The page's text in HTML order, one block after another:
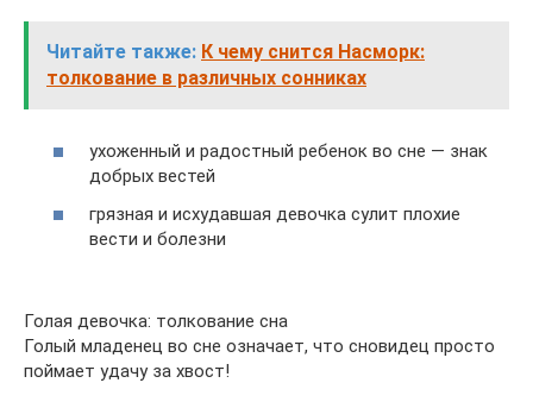
Читайте также: К чему снится Насморк:
толкование в различных сонниках
ухоженный и радостный ребенок во сне — знак
добрых вестей
грязная и исхудавшая девочка сулит плохие
вести и болезни
Голая девочка: толкование сна
Голый младенец во сне означает, что сновидец просто
поймает удачу за хвост!